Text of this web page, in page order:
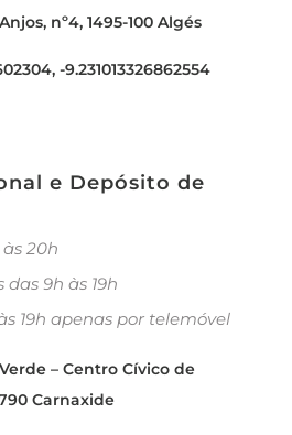
nº4, 1495-100 Algés
-9.231013326862554
e Depósito de
20h
9h às 19h
19h apenas por telemóvel
– Centro Cívico de
Carnaxide